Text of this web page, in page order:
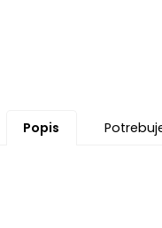
Popis